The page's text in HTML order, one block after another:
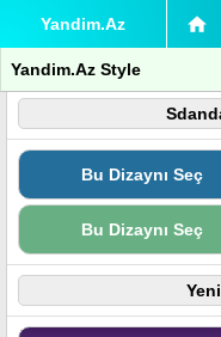
Yandim.Az
Yandim.Az Style
Bu Dizaynı Seç
Bu Dizaynı Seç